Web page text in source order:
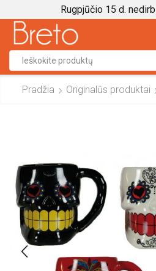
Rugpjūčio 15 d.
Pradžia Originalūs produktai